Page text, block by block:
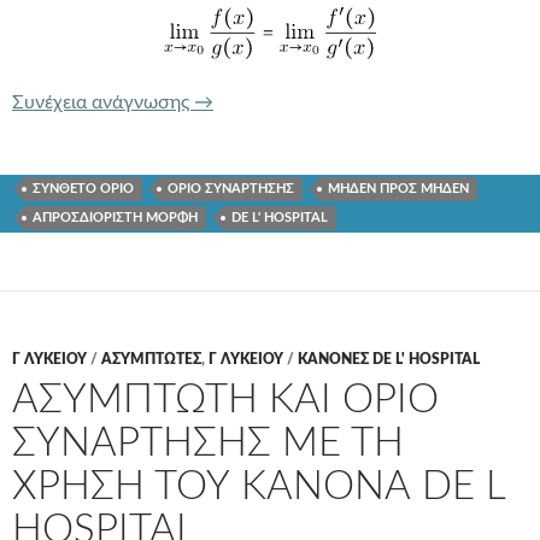
Συνέχεια ανάγνωσης Η ΣΩΣΤΗ ΧΡΗΣΗ ΤΟΥ ΚΑΝΟΝΑ DE L
→
ΣΥΝΘΕΤΟ ΟΡΙΟ ΟΡΙΟ ΣΥΝΑΡΤΗΣΗΣ ΜΗΔΕΝ ΠΡΟΣ ΜΗΔΕΝ
ΑΠΡΟΣΔΙΟΡΙΣΤΗ ΜΟΡΦΗ DE L' HOSPITAL
Γ ΛΥΚΕΊΟΥ / ΑΣΥΜΠΤΩΤΕΣ, Γ ΛΥΚΕΊΟΥ / ΚΑΝΟΝΕΣ DE L' HOSPITAL
ΑΣΥΜΠΤΩΤΗ ΚΑΙ ΟΡΙΟ
ΣΥΝΑΡΤΗΣΗΣ ΜΕ ΤΗ
ΧΡΗΣΗ ΤΟΥ ΚΑΝΟΝΑ DE L
HOSPITAL